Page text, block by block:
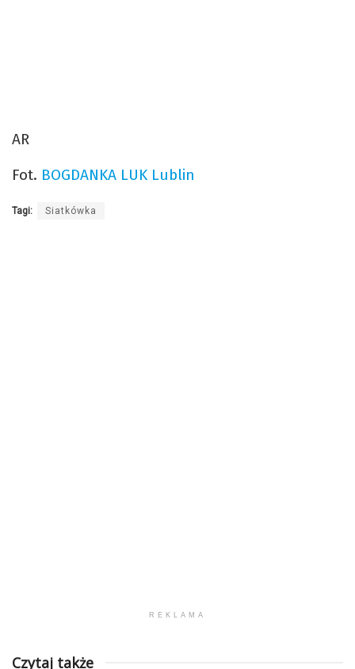
AR
Fot. BOGDANKA LUK Lublin
Tagi: Siatkówka
REKLAMA
Czytaj także